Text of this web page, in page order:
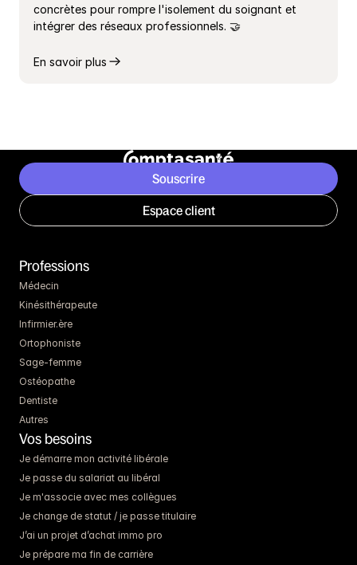
concrètes pour rompre l'isolement du soignant et
intégrer des réseaux professionnels. 🤝
En savoir plus
Souscrire
Espace client
Professions
Médecin
Kinésithérapeute
Infirmier.ère
Ortophoniste
Sage-femme
Ostéopathe
Dentiste
Autres
Vos besoins
Je démarre mon activité libérale
Je passe du salariat au libéral
Je m'associe avec mes collègues
Je change de statut / je passe titulaire
J’ai un projet d’achat immo pro
Je prépare ma fin de carrière